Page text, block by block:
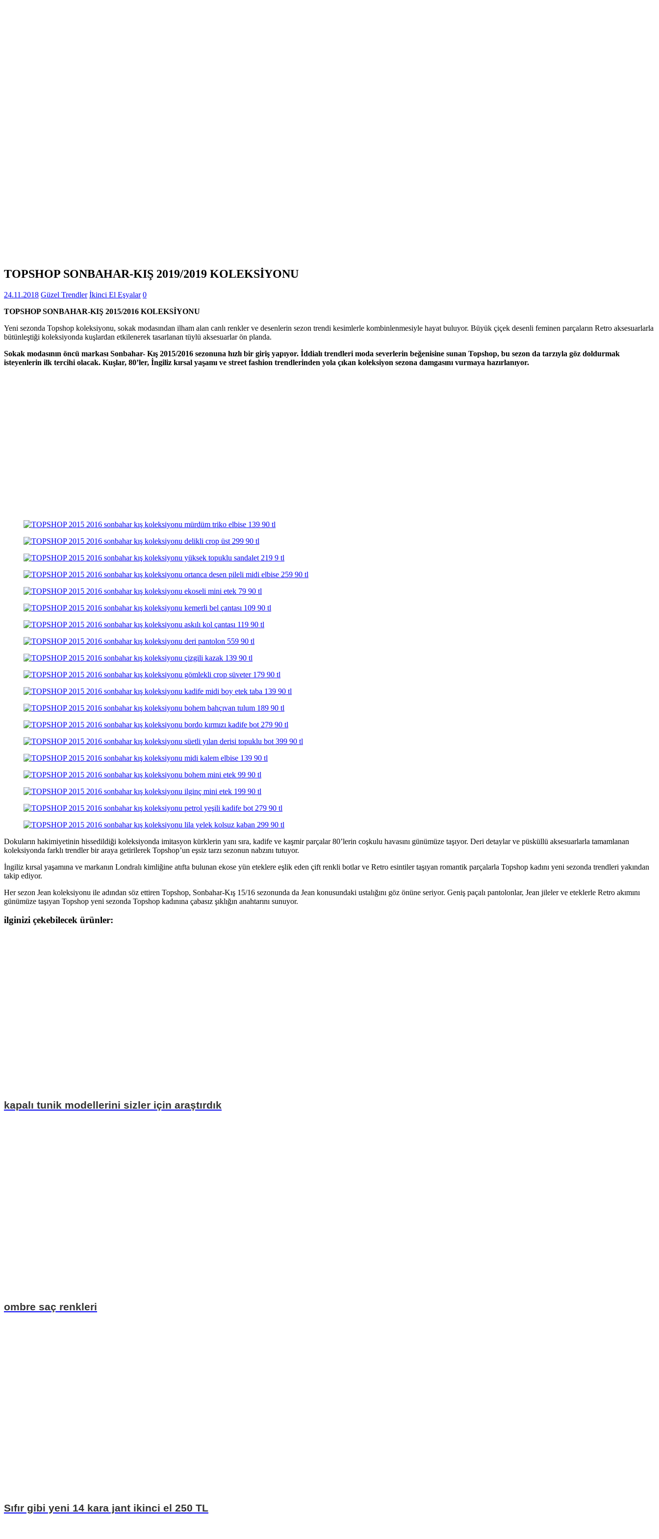
TOPSHOP SONBAHAR-KIŞ 2019/2019 KOLEKSİYONU
24.11.2018 Güzel Trendler İkinci El Eşyalar 0
TOPSHOP SONBAHAR-KIŞ 2015/2016 KOLEKSİYONU
Yeni sezonda Topshop koleksiyonu, sokak modasından ilham alan canlı renkler ve desenlerin sezon trendi kesimlerle kombinlenmesiyle hayat buluyor. Büyük çiçek desenli feminen parçaların Retro aksesuarlarla
bütünleştiği koleksiyonda kuşlardan etkilenerek tasarlanan tüylü aksesuarlar ön planda.
Sokak modasının öncü markası Sonbahar- Kış 2015/2016 sezonuna hızlı bir giriş yapıyor. İddialı trendleri moda severlerin beğenisine sunan Topshop, bu sezon da tarzıyla göz doldurmak
isteyenlerin ilk tercihi olacak. Kuşlar, 80’ler, İngiliz kırsal yaşamı ve street fashion trendlerinden yola çıkan koleksiyon sezona damgasını vurmaya hazırlanıyor.
Dokuların hakimiyetinin hissedildiği koleksiyonda imitasyon kürklerin yanı sıra, kadife ve kaşmir parçalar 80’lerin coşkulu havasını günümüze taşıyor. Deri detaylar ve püsküllü aksesuarlarla tamamlanan
koleksiyonda farklı trendler bir araya getirilerek Topshop’un eşsiz tarzı sezonun nabzını tutuyor.
İngiliz kırsal yaşamına ve markanın Londralı kimliğine atıfta bulunan ekose yün eteklere eşlik eden çift renkli botlar ve Retro esintiler taşıyan romantik parçalarla Topshop kadını yeni sezonda trendleri yakından
takip ediyor.
Her sezon Jean koleksiyonu ile adından söz ettiren Topshop, Sonbahar-Kış 15/16 sezonunda da Jean konusundaki ustalığını göz önüne seriyor. Geniş paçalı pantolonlar, Jean jileler ve eteklerle Retro akımını
günümüze taşıyan Topshop yeni sezonda Topshop kadınına çabasız şıklığın anahtarını sunuyor.
ilginizi çekebilecek ürünler:
kapalı tunik modellerini sizler için araştırdık
ombre saç renkleri
Sıfır gibi yeni 14 kara jant ikinci el 250 TL